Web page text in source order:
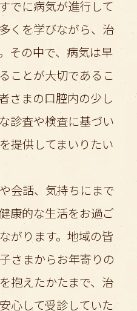
でに病気が進行して
くを学びながら、治
その中で、病気は早
ことが大切であるこ
さまの口腔内の少し
診査や検査に基づい
提供してまいりたい
会話、気持ちにまで
康的な生活をお過ご
がります。地域の皆
さまからお年寄りの
抱えたかたまで、治
心して受診していた